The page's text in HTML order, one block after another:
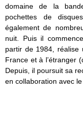
domaine de la
pochettes de
également de
nuit. Puis il
partir de 1984, réalise
France et à l’étranger
Depuis, il poursuit sa
en collaboration avec le